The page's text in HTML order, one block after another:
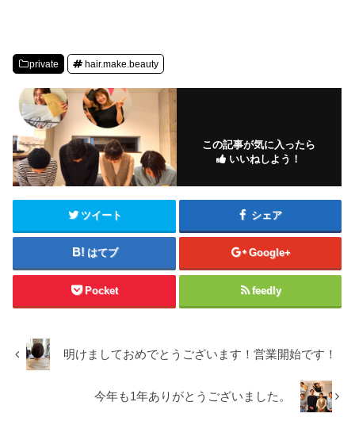
private hair.make.beauty
この記事が気に入ったら
いいねしよう！
ツイート シェア
はてブ Google+
Pocket feedly
明けましておめでとうございます！営業開始です！
今年も1年ありがとうございました。